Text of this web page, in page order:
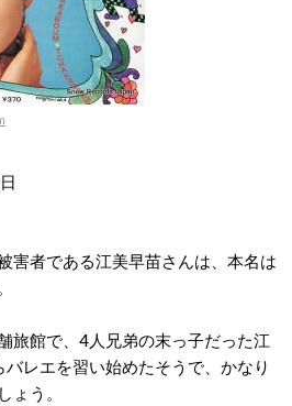
害者である江美早苗さんは、本名は
旅館で、4人兄弟の末っ子だった江
レエを習い始めたそうで、かなり
ょう。